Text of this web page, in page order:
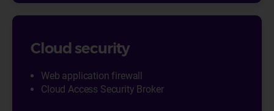
Cloud security
Web application firewall
Cloud Access Security Broker